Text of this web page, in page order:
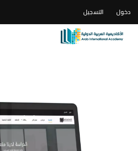
دخول التسجيل